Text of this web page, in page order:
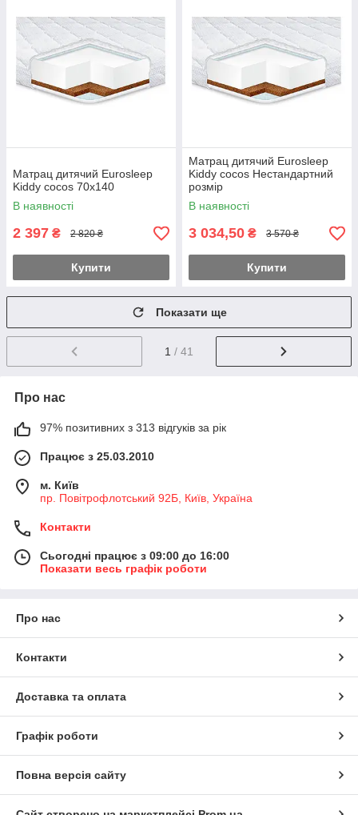
Матрац дитячий Eurosleep
Kiddy cocos 70х140
В наявності
2 397 ₴ 2 820 ₴
Купити
Матрац дитячий Eurosleep
Kiddy cocos Нестандартний
розмір
В наявності
3 034,50 ₴ 3 570 ₴
Купити
Показати ще
1 / 41
Про нас
97% позитивних з 313 відгуків за рік
Працює з 25.03.2010
м. Київ
пр. Повітрофлотський 92Б, Київ, Україна
Контакти
Сьогодні працює з 09:00 до 16:00
Показати весь графік роботи
Про нас
Контакти
Доставка та оплата
Графік роботи
Повна версія сайту